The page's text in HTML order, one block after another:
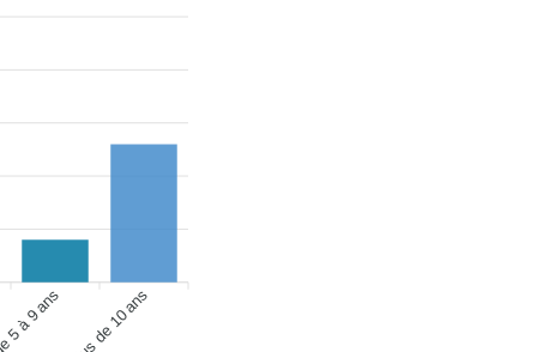
à 9 ans plus de 10 ans